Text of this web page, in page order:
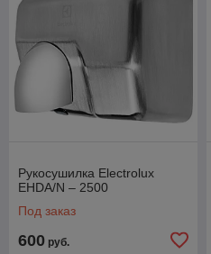
Рукосушилка Electrolux
EHDA/N – 2500
Под заказ
600 руб.